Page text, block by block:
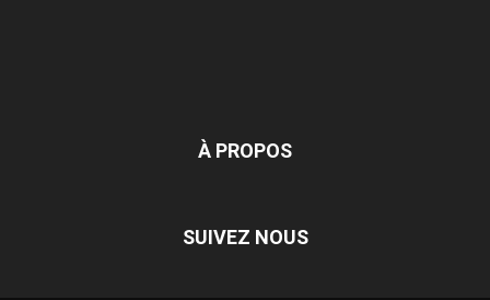
À PROPOS
SUIVEZ NOUS